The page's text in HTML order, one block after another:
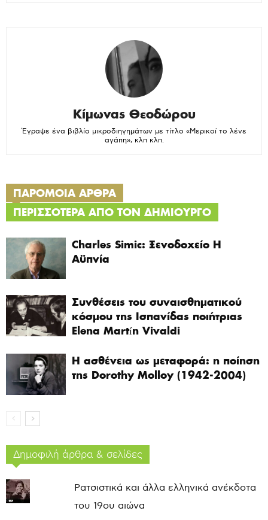
Κίμωνας Θεοδώρου
Έγραψε ένα βιβλίο μικροδιηγημάτων με τίτλο «Μερικοί το λένε
αγάπη», κλπ κλπ.
ΠΑΡΟΜΟΙΑ ΑΡΘΡΑ
ΠΕΡΙΣΣΟΤΕΡΑ ΑΠΟ ΤΟΝ ΔΗΜΙΟΥΡΓΟ
Charles Simic: Ξενοδοχείο Η
Αϋπνία
Συνθέσεις του συναισθηματικού
κόσμου της Ισπανίδας ποιήτριας
Elena Martín Vivaldi
Η ασθένεια ως μεταφορά: η ποίηση
της Dorothy Molloy (1942-2004)
Δημοφιλή άρθρα & σελίδες
Ρατσιστικά και άλλα ελληνικά ανέκδοτα
του 19ου αιώνα